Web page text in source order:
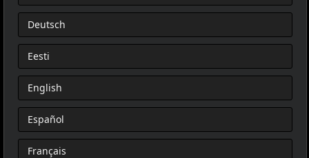
Deutsch
Eesti
English
Español
Français